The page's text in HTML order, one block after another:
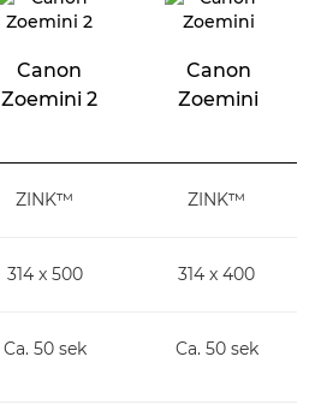
Canon
Zoemini 2
Canon
Zoemini
ZINK™ ZINK™
314 x 500 314 x 400
Ca. 50 sek Ca. 50 sek